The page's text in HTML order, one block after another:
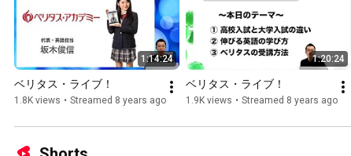
1:14:24
ベリタス・ライブ！
1.8K views • Streamed 8 years ago
1:20:24
ベリタス・ライブ！
1.9K views • Streamed 8 years ago